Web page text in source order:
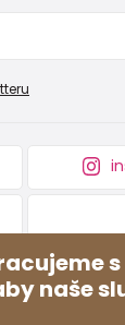
naše